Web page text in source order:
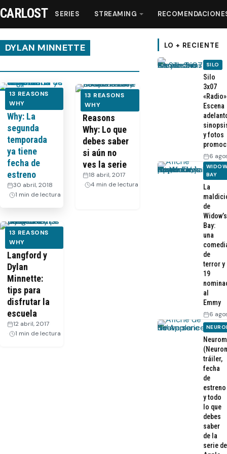
Streaming
Recomendaciones
Videos
Webisodios
CARLOST SERIES STREAMING
DYLAN MINNETTE
13 REASONS
WHY
13 Reasons
Why: La
segunda
temporada
ya tiene
fecha de
estreno
30 abril, 2018
1 min de lectura
13 REASONS
WHY
Review de 13
Reasons
Why: Lo que
debes saber
si aún no
ves la serie
18 abril, 2017
4 min de lectura
13 REASONS
WHY
Katherine
Langford y
Dylan
Minnette:
tips para
disfrutar la
escuela
12 abril, 2017
1 min de lectura
LO + RECIENTE
SILO
Silo
3x07
Escena
y fotos
6
BAY
La
de
Widow’s
Bay:
una
de
terror y
19
al
Emmy
6
tráiler,
fecha
de
estreno
y todo
lo que
debes
saber
de la
serie de